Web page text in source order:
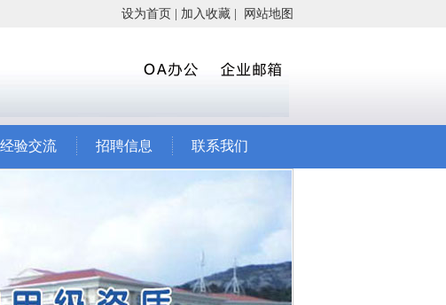
设为首页 加入收藏 网站地图
经验交流 招聘信息 联系我们